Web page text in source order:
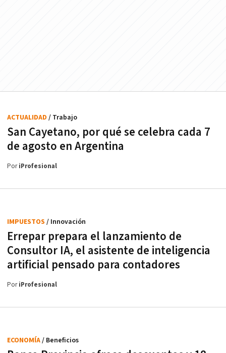
San Cayetano, por qué se celebra cada 7
de agosto en Argentina
ACTUALIDAD / Trabajo
PoriProfesional
Errepar prepara el lanzamiento de
Consultor IA, el asistente de inteligencia
artificial pensado para contadores
IMPUESTOS / Innovación
PoriProfesional
ECONOMÍA/ Beneficios